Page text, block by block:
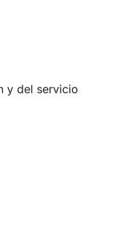
y del servicio